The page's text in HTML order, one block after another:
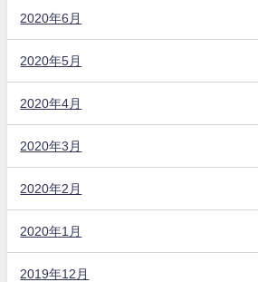
2020年6月
2020年5月
2020年4月
2020年3月
2020年2月
2020年1月
2019年12月